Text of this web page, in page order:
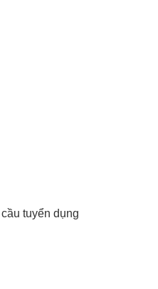
tuyển dụng